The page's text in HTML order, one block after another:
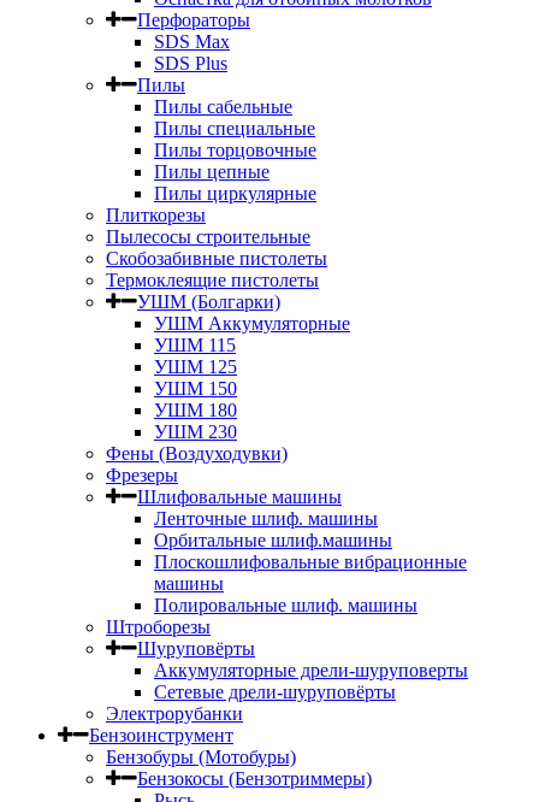
Перфораторы
SDS Max
SDS Plus
Пилы
Пилы сабельные
Пилы специальные
Пилы торцовочные
Пилы цепные
Пилы циркулярные
Плиткорезы
Пылесосы строительные
Скобозабивные пистолеты
Термоклеящие пистолеты
УШМ (Болгарки)
УШМ Аккумуляторные
УШМ 115
УШМ 125
УШМ 150
УШМ 180
УШМ 230
Фены (Воздуходувки)
Фрезеры
Шлифовальные машины
Ленточные шлиф. машины
Орбитальные шлиф.машины
Плоскошлифовальные вибрационные
машины
Полировальные шлиф. машины
Штроборезы
Шуруповёрты
Аккумуляторные дрели-шуруповерты
Сетевые дрели-шуруповёрты
Электрорубанки
Бензоинструмент
Бензобуры (Мотобуры)
Бензокосы (Бензотриммеры)